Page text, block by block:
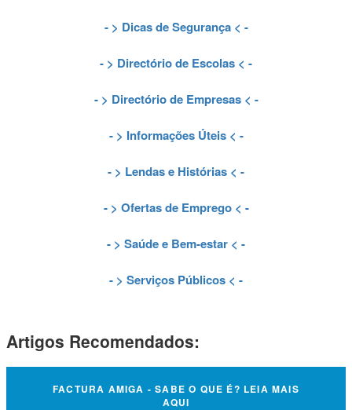
- > Dicas de Segurança< -
- > Directório de Escolas < -
- > Directório de Empresas< -
- > Informações Úteis< -
- > Lendas e Histórias < -
- > Ofertas de Emprego< -
- > Saúde e Bem-estar < -
- > Serviços Públicos < -
Artigos Recomendados:
FACTURA AMIGA - SABE O QUE É? LEIA MAIS
AQUI